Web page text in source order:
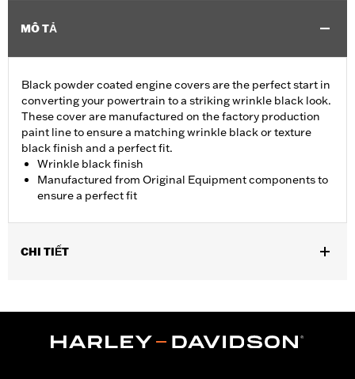
MÔ TẢ
Black powder coated engine covers are the perfect start in
converting your powertrain to a striking wrinkle black look.
These cover are manufactured on the factory production
paint line to ensure a matching wrinkle black or texture
black finish and a perfect fit.
Wrinkle black finish
Manufactured from Original Equipment components to
ensure a perfect fit
CHI TIẾT
In the Box: Cam Cover Only